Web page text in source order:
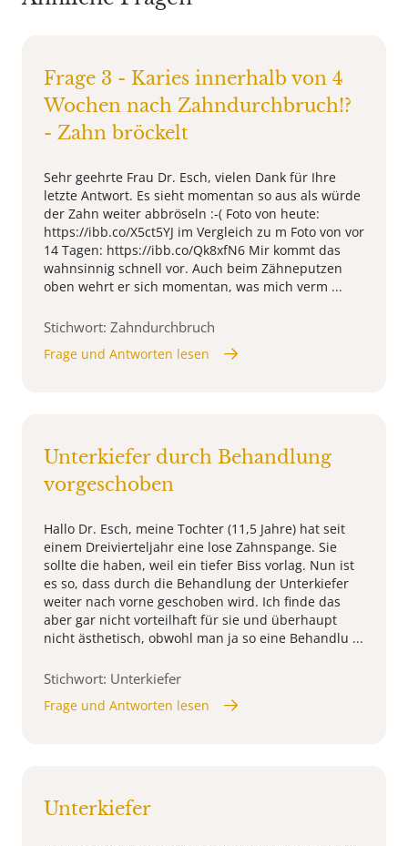
Frage 3 - Karies innerhalb von 4
Wochen nach Zahndurchbruch!?
- Zahn bröckelt
Sehr geehrte Frau Dr. Esch, vielen Dank für Ihre
letzte Antwort. Es sieht momentan so aus als würde
der Zahn weiter abbröseln :-( Foto von heute:
https://ibb.co/X5ct5YJ im Vergleich zu m Foto von vor
14 Tagen: https://ibb.co/Qk8xfN6 Mir kommt das
wahnsinnig schnell vor. Auch beim Zähneputzen
oben wehrt er sich momentan, was mich verm ...
Stichwort: Zahndurchbruch
Frage und Antworten lesen
Unterkiefer durch Behandlung
vorgeschoben
Hallo Dr. Esch, meine Tochter (11,5 Jahre) hat seit
einem Dreivierteljahr eine lose Zahnspange. Sie
sollte die haben, weil ein tiefer Biss vorlag. Nun ist
es so, dass durch die Behandlung der Unterkiefer
weiter nach vorne geschoben wird. Ich finde das
aber gar nicht vorteilhaft für sie und überhaupt
nicht ästhetisch, obwohl man ja so eine Behandlu ...
Stichwort: Unterkiefer
Frage und Antworten lesen
Unterkiefer